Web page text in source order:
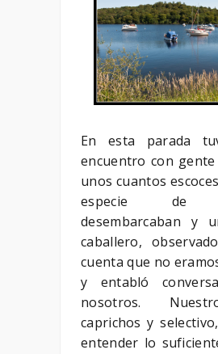
En esta parada
encuentro con
unos cuantos
especie de
desembarcaban y
caballero,
cuenta que no
y entabló
nosotros.
caprichos y
entender lo